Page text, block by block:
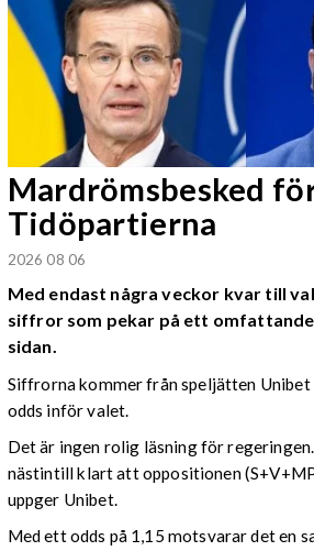
Mardrömsbesked
Tidöpartierna
2026 08 06
Med endast några veckor kvar till
siffror som pekar på ett
sidan.
Siffrorna kommer från speljätten Unibet
odds inför valet.
Det är ingen rolig läsning för
nästintill klart att oppositionen
uppger Unibet.
Med ett odds på 1,15 motsvarar det en